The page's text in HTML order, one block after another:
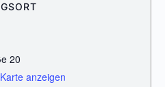
20
anzeigen